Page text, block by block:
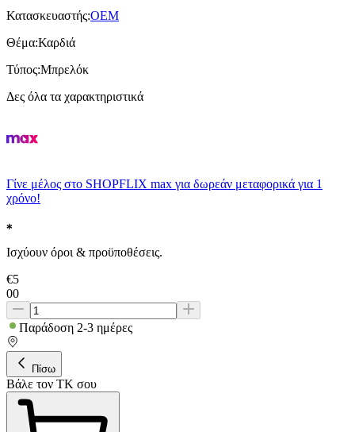
Κατασκευαστής:OEM
Θέμα:Καρδιά
Τύπος:Μπρελόκ
Δες όλα τα χαρακτηριστικά
Γίνε μέλος στο SHOPFLIX max για δωρεάν μεταφορικά για 1
χρόνο!
Ισχύουν όροι & προϋποθέσεις.
€5
00
Παράδοση 2-3 ημέρες
Πίσω
Βάλε τον ΤΚ σου